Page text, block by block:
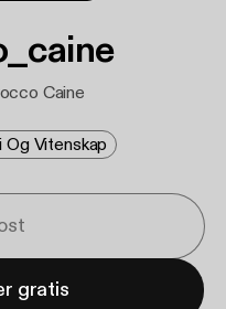
Caine
Og Vitenskap
gratis